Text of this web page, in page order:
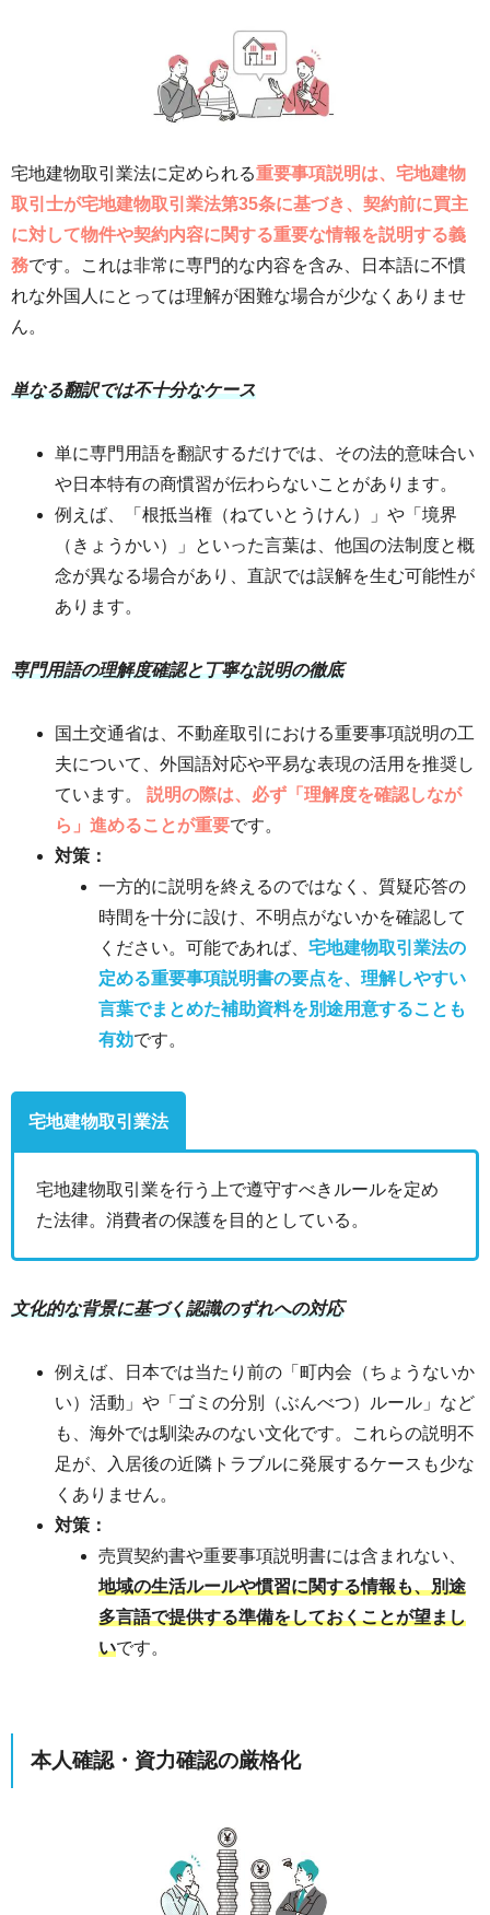
宅地建物取引業法に定められる重要事項説明は、宅地建物
取引士が宅地建物取引業法第35条に基づき、契約前に買主
に対して物件や契約内容に関する重要な情報を説明する義
務です。これは非常に専門的な内容を含み、日本語に不慣
れな外国人にとっては理解が困難な場合が少なくありませ
ん。
単なる翻訳では不十分なケース
単に専門用語を翻訳するだけでは、その法的意味合い
や日本特有の商慣習が伝わらないことがあります。
例えば、「根抵当権（ねていとうけん）」や「境界
（きょうかい）」といった言葉は、他国の法制度と概
念が異なる場合があり、直訳では誤解を生む可能性が
あります。
専門用語の理解度確認と丁寧な説明の徹底
国土交通省は、不動産取引における重要事項説明の工
夫について、外国語対応や平易な表現の活用を推奨し
ています。 説明の際は、必ず「理解度を確認しなが
ら」進めることが重要です。
対策：
一方的に説明を終えるのではなく、質疑応答の
時間を十分に設け、不明点がないかを確認して
ください。可能であれば、 宅地建物取引業法の
定める重要事項説明書の要点を、理解しやすい
言葉でまとめた補助資料を別途用意することも
有効です。
宅地建物取引業法
宅地建物取引業を行う上で遵守すべきルールを定め
た法律。消費者の保護を目的としている。
文化的な背景に基づく認識のずれへの対応
例えば、日本では当たり前の「町内会（ちょうないか
い）活動」や「ゴミの分別（ぶんべつ）ルール」など
も、海外では馴染みのない文化です。これらの説明不
足が、入居後の近隣トラブルに発展するケースも少な
くありません。
対策：
売買契約書や重要事項説明書には含まれない、
地域の生活ルールや慣習に関する情報も、別途
多言語で提供する準備をしておくことが望まし
いです。
本人確認・資力確認の厳格化